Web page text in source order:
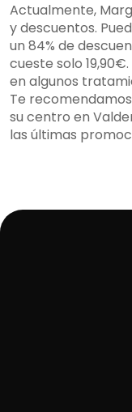
Actualmente,
y descuentos.
un 84% de
cueste solo
en algunos
Te
su centro en
las últimas